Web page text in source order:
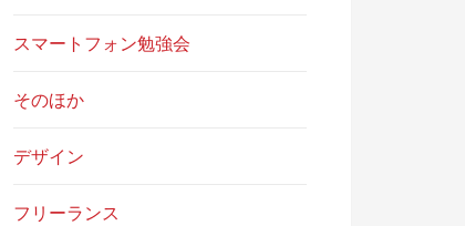
スマートフォン勉強会
そのほか
デザイン
フリーランス